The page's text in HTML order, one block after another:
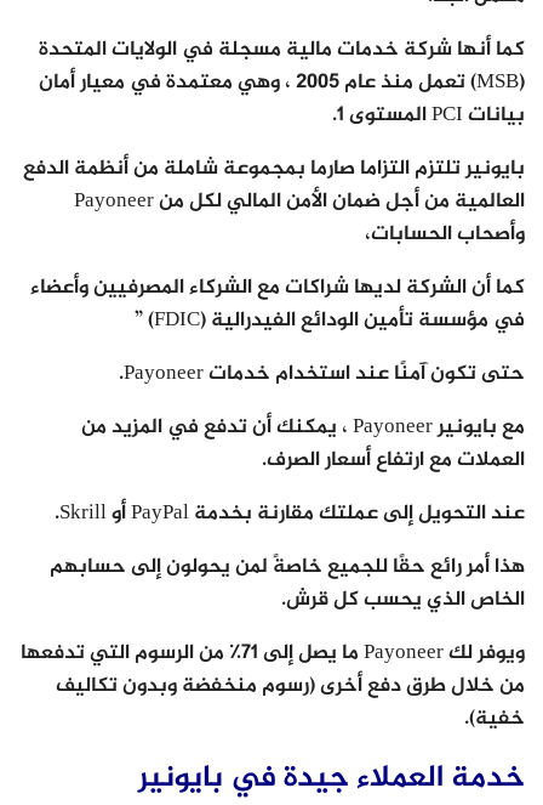
كما أنها شركة خدمات مالية مسجلة في الولايات المتحدة
(MSB) تعمل منذ عام 2005 ، وهي معتمدة في معيار أمان
بيانات PCI المستوى 1.
بايونير تلتزم التزاما صارما بمجموعة شاملة من أنظمة الدفع
العالمية من أجل ضمان الأمن المالي لكل من Payoneer
وأصحاب الحسابات،
كما أن الشركة لديها شراكات مع الشركاء المصرفيين وأعضاء
في مؤسسة تأمين الودائع الفيدرالية (FDIC) ”
حتى تكون آمنًا عند استخدام خدمات Payoneer.
مع بايونير Payoneer ، يمكنك أن تدفع في المزيد من
العملات مع ارتفاع أسعار الصرف.
عند التحويل إلى عملتك مقارنة بخدمة PayPal أو Skrill.
هذا أمر رائع حقًا للجميع خاصةً لمن يحولون إلى حسابهم
الخاص الذي يحسب كل قرش.
ويوفر لك Payoneer ما يصل إلى 71٪ من الرسوم التي تدفعها
من خلال طرق دفع أخرى (رسوم منخفضة وبدون تكاليف
خفية).
خدمة العملاء جيدة في بايونير